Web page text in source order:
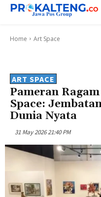
Home Art Space
ART SPACE
Pameran
Space:
Dunia Nyata
31 May 2026 21:40 PM